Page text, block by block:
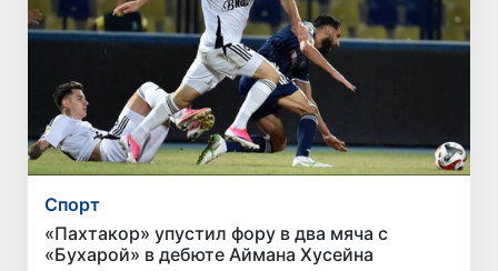
Спорт
«Пахтакор» упустил фору в два мяча с
«Бухарой» в дебюте Аймана Хусейна